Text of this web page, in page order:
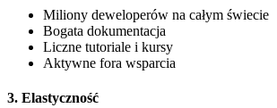
Miliony deweloperów na całym świecie
Bogata dokumentacja
Liczne tutoriale i kursy
Aktywne fora wsparcia
3. Elastyczność